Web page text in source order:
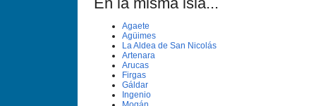
Agaete
Agüimes
La Aldea de San Nicolás
Artenara
Arucas
Firgas
Gáldar
Ingenio